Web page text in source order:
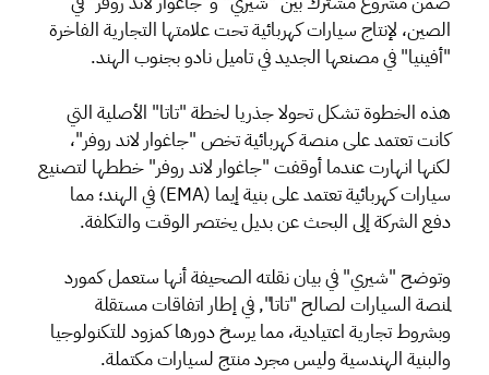
الصين، لإنتاج سيارات كهربائية تحت علامتها التجارية الفاخرة
"أفينيا" في مصنعها الجديد في تاميل نادو بجنوب الهند.
هذه الخطوة تشكل تحولا جذريا لخطة "تاتا" الأصلية التي
كانت تعتمد على منصة كهربائية تخص "جاغوار لاند روفر"،
لكنها انهارت عندما أوقفت "جاغوار لاند روفر" خططها لتصنيع
سيارات كهربائية تعتمد على بنية إيما (EMA) في الهند؛ مما
دفع الشركة إلى البحث عن بديل يختصر الوقت والتكلفة.
وتوضح "شيري" في بيان نقلته الصحيفة أنها ستعمل كمورد
لمنصة السيارات لصالح "تاتا", في إطار اتفاقات مستقلة
وبشروط تجارية اعتيادية، مما يرسخ دورها كمزود للتكنولوجيا
والبنية الهندسية وليس مجرد منتج لسيارات مكتملة.